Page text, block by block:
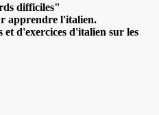
difficiles"
apprendre l'italien.
et d'exercices d'italien sur les